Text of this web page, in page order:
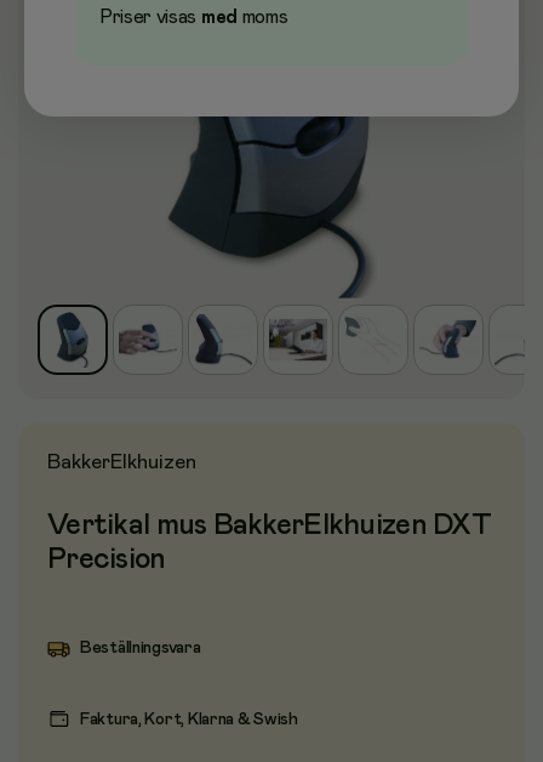
BakkerElkhuizen
Vertikal mus BakkerElkhuizen DXT
Precision
Beställningsvara
Faktura, Kort, Klarna & Swish
Priser visas med moms